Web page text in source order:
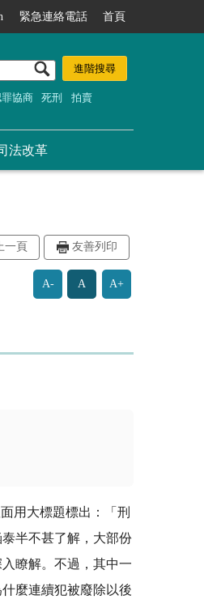
緊急連絡電話 首頁
協商 死刑 拍賣
法改革
一頁 友善列印
A- A A+
大標題標出：「刑
半不甚了解，大部份
瞭解。不過，其中一
麼連續犯被廢除以後